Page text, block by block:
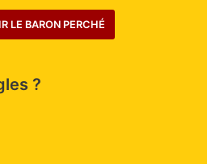
LE BARON PERCHÉ
?